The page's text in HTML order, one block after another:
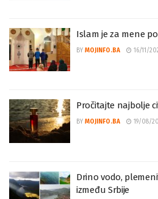
Islam je za mene
BY MOJINFO.BA 16/11/
Pročitajte najbolje
BY MOJINFO.BA 19/08/
Drino vodo,
između Srbije